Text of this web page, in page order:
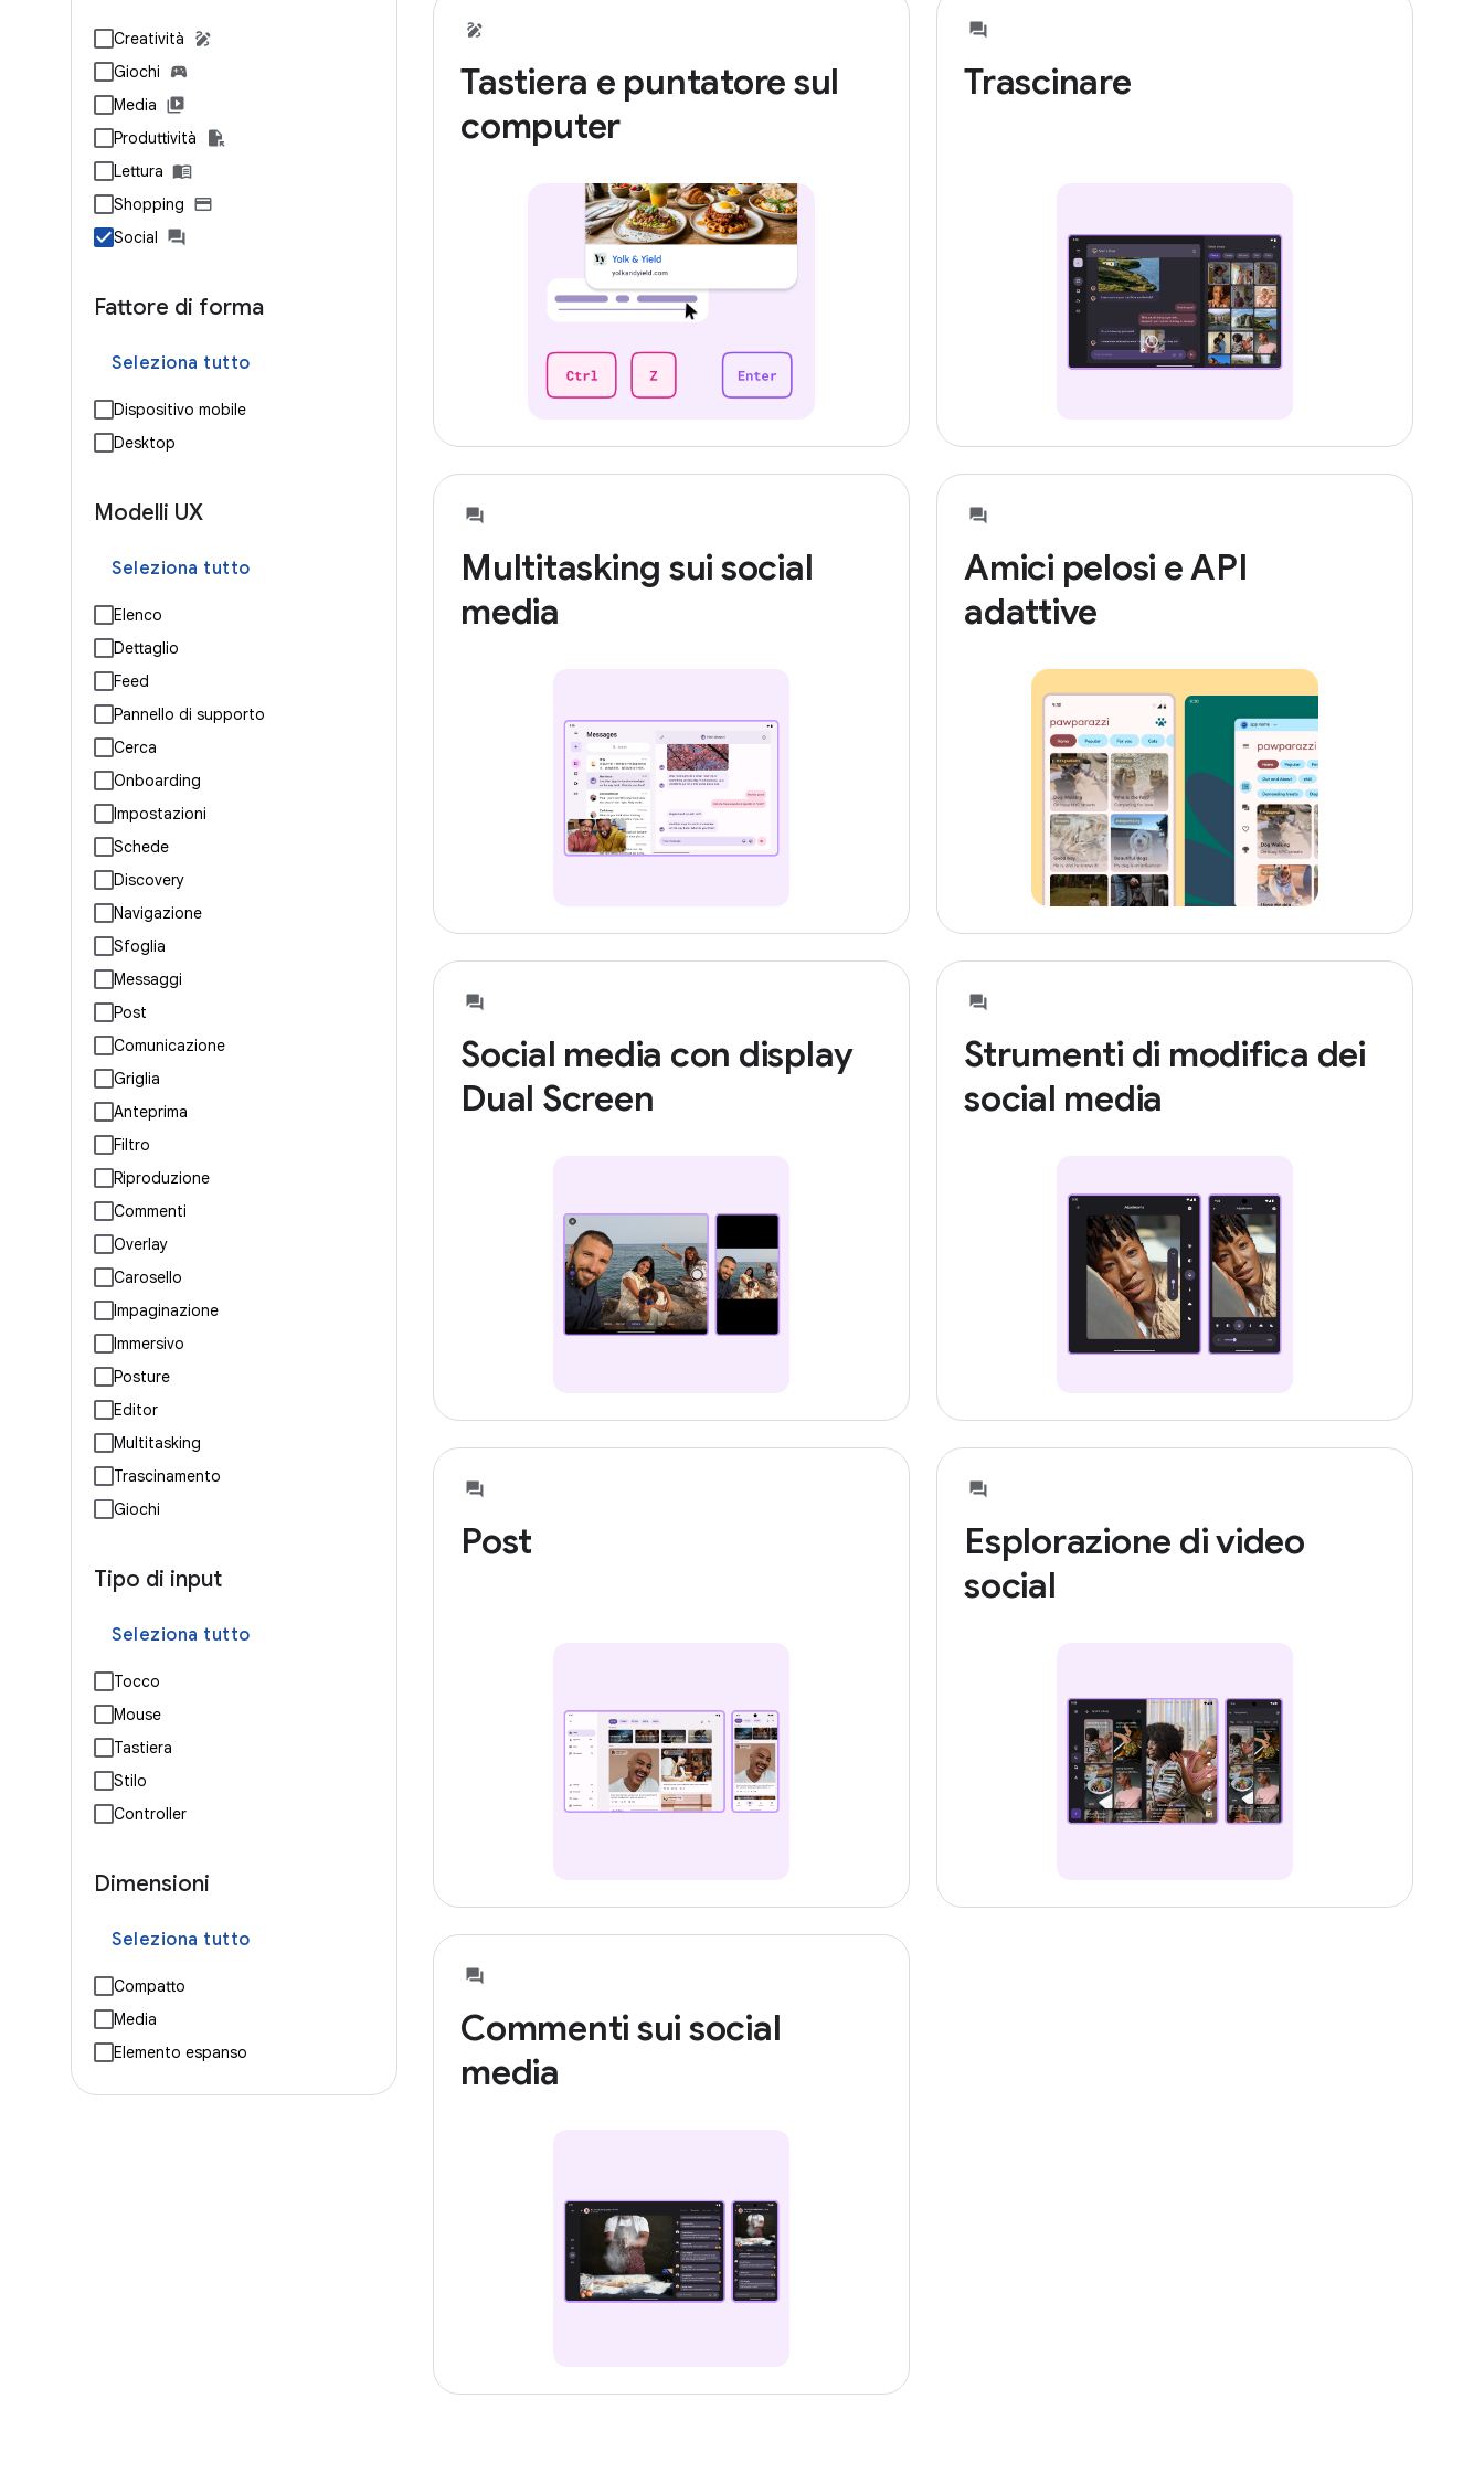
Creatività
Giochi
Media
Produttività
Lettura
Shopping
Social
Fattore di forma
Seleziona tutto
Dispositivo mobile
Desktop
Modelli UX
Seleziona tutto
Elenco
Dettaglio
Feed
Pannello di supporto
Cerca
Onboarding
Impostazioni
Schede
Discovery
Navigazione
Sfoglia
Messaggi
Post
Comunicazione
Griglia
Anteprima
Filtro
Riproduzione
Commenti
Overlay
Carosello
Impaginazione
Immersivo
Posture
Editor
Multitasking
Trascinamento
Giochi
Tipo di input
Seleziona tutto
Tocco
Mouse
Tastiera
Stilo
Controller
Dimensioni
Seleziona tutto
Compatto
Media
Elemento espanso
Tastiera e puntatore sul
computer
Trascinare
Multitasking sui social
media
Amici pelosi e API
adattive
Social media con display
Dual Screen
Strumenti di modifica dei
social media
Post
Esplorazione di video
social
Commenti sui social
media